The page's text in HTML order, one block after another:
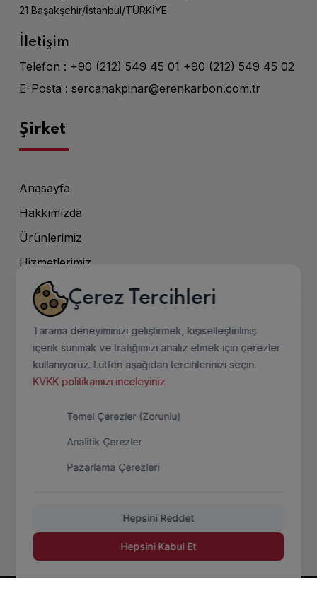
Çerez Tercihleri
Tarama deneyiminizi geliştirmek, kişiselleştirilmiş
içerik sunmak ve trafiğimizi analiz etmek için çerezler
kullanıyoruz. Lütfen aşağıdan tercihlerinizi seçin.
KVKK politikamızı inceleyiniz
Temel Çerezler (Zorunlu)
Analitik Çerezler
Pazarlama Çerezleri
Hepsini Reddet
Hepsini Kabul Et
21 Başakşehir/İstanbul/TÜRKİYE
İletişim
Telefon : +90 (212) 549 45 01 +90 (212) 549 45 02
E-Posta : sercanakpinar@erenkarbon.com.tr
Şirket
Anasayfa
Hakkımızda
Ürünlerimiz
Hizmetlerimiz
Galeri
İletişim
Bilgiler
Anasayfa
Kalite Politikası